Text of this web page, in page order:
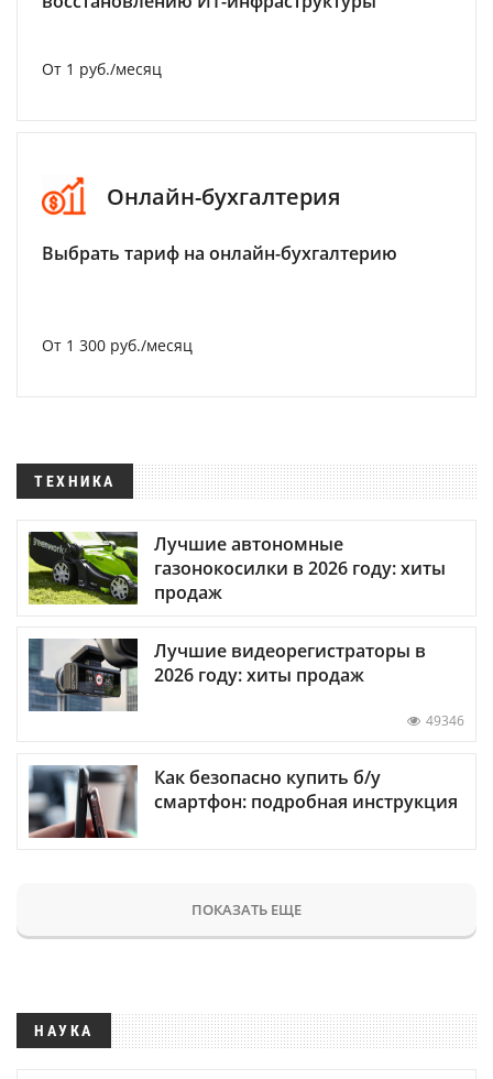
От 1 руб./месяц
Онлайн-бухгалтерия
Выбрать тариф на онлайн-бухгалтерию
От 1 300 руб./месяц
ТЕХНИКА
Лучшие автономные
газонокосилки в 2026 году: хиты
продаж
Лучшие видеорегистраторы в
2026 году: хиты продаж
49346
Как безопасно купить б/у
смартфон: подробная инструкция
ПОКАЗАТЬ ЕЩЕ
НАУКА